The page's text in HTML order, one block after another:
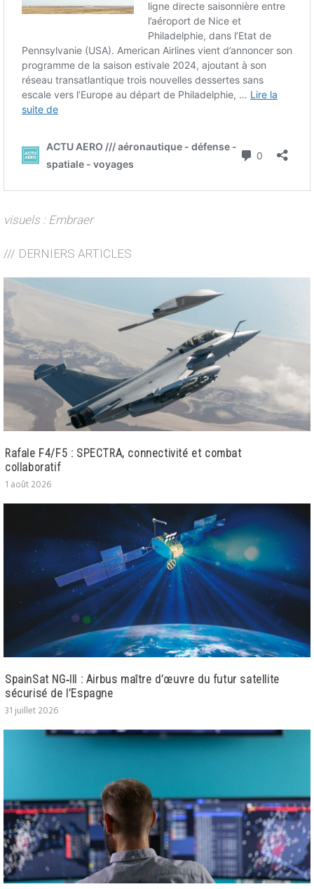
visuels : Embraer
/// DERNIERS ARTICLES
Rafale F4/F5 : SPECTRA, connectivité et combat
collaboratif
1 août 2026
SpainSat NG‑III : Airbus maître d’œuvre du futur satellite
sécurisé de l’Espagne
31 juillet 2026